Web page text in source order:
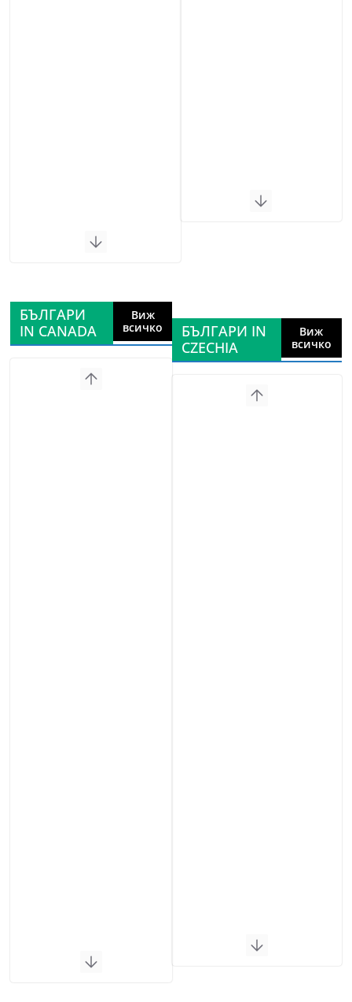
БЪЛГАРИ
IN CANADA
Виж
всичко
БЪЛГАРИ IN
CZECHIA
Виж
всичко